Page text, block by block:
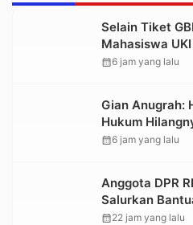
Selain Tiket
Mahasiswa
Lolos ke Pekan
calendar_month6 jam yang lalu
Gian Anugrah:
Hukum
tidak Larut
calendar_month6 jam yang lalu
Anggota DPR
Salurkan
Terdampak
calendar_month22 jam yang lalu